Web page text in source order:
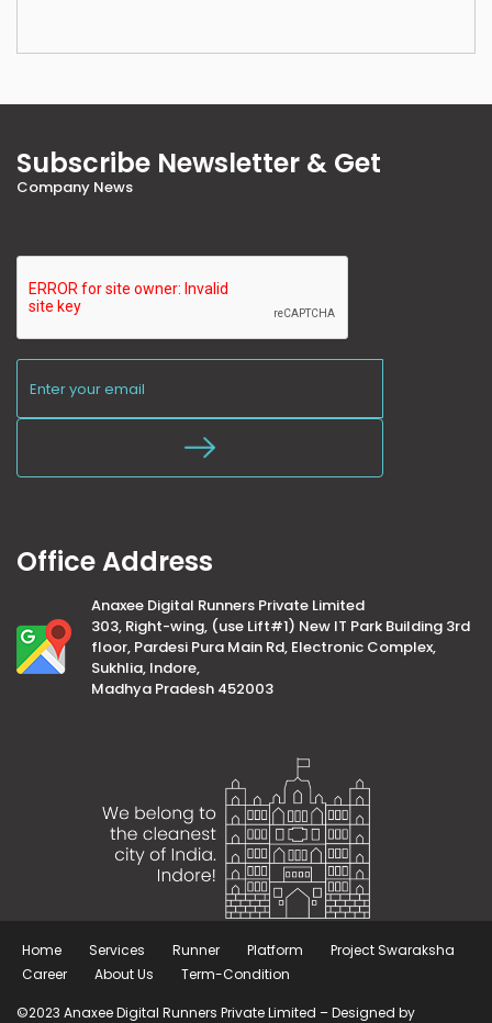
Subscribe Newsletter & Get
Company News
Office Address
Anaxee Digital Runners Private Limited
303, Right-wing, (use Lift#1) New IT Park Building 3rd
floor, Pardesi Pura Main Rd, Electronic Complex,
Sukhlia, Indore,
Madhya Pradesh 452003
Home Services Runner Platform
Project Swaraksha
Career
About Us Term-Condition
©2023 Anaxee Digital Runners Private Limited – Designed by